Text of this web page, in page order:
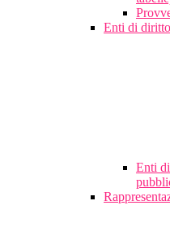
Enti di
Enti